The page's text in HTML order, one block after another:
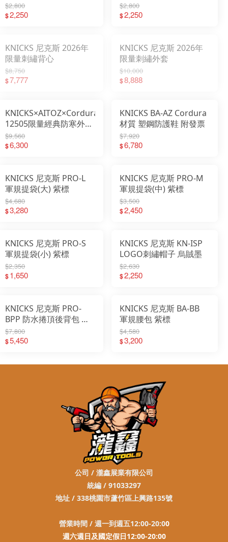
$2,800
$2,250
$2,800
$2,250
KNICKS 尼克斯 2026年
限量刺繡背心
$8,750
$7,777
KNICKS 尼克斯 2026年
限量刺繡外套
$10,000
$8,888
KNICKS×AITOZ×Cordura
12505限量經典防寒外套
附發票
$9,560
$6,300
KNICKS BA-AZ Cordura
材質 塑鋼防護鞋 附發票
$7,920
$6,780
KNICKS 尼克斯 PRO-L
軍規提袋(大) 紫標
$4,680
$3,280
KNICKS 尼克斯 PRO-M
軍規提袋(中) 紫標
$3,500
$2,450
KNICKS 尼克斯 PRO-S
軍規提袋(小) 紫標
$2,350
$1,650
KNICKS 尼克斯 KN-ISP
LOGO刺繡帽子 烏賊墨
$2,630
$2,250
KNICKS 尼克斯 PRO-
BPP 防水捲頂後背包 郵
差包 紫標
$7,800
$5,450
KNICKS 尼克斯 BA-BB
軍規腰包 紫標
$4,580
$3,200
公司 / 瀧鑫展業有限公司
統編 / 91033297
地址 / 338桃園市蘆竹區上興路135號
營業時間 / 週一到週五12:00-20:00
週六週日及國定假日12:00-20:00